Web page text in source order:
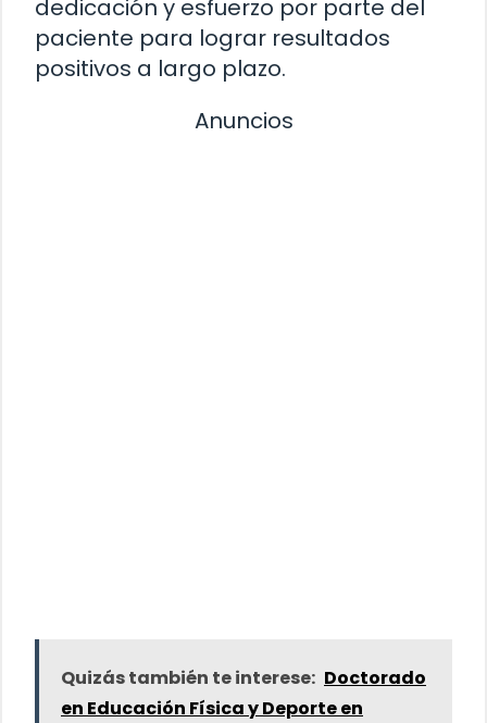
dedicación y esfuerzo por parte del
paciente para lograr resultados
positivos a largo plazo.
Anuncios
Quizás también te interese: Doctorado
en Educación Física y Deporte en